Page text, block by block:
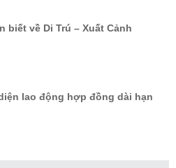
biết về Di Trú – Xuất Cảnh
lao động hợp đồng dài hạn